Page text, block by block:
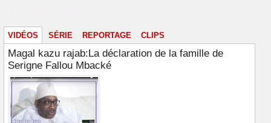
VIDÉOS SÉRIE REPORTAGE CLIPS
Magal kazu rajab:La déclaration de la famille de
Serigne Fallou Mbacké